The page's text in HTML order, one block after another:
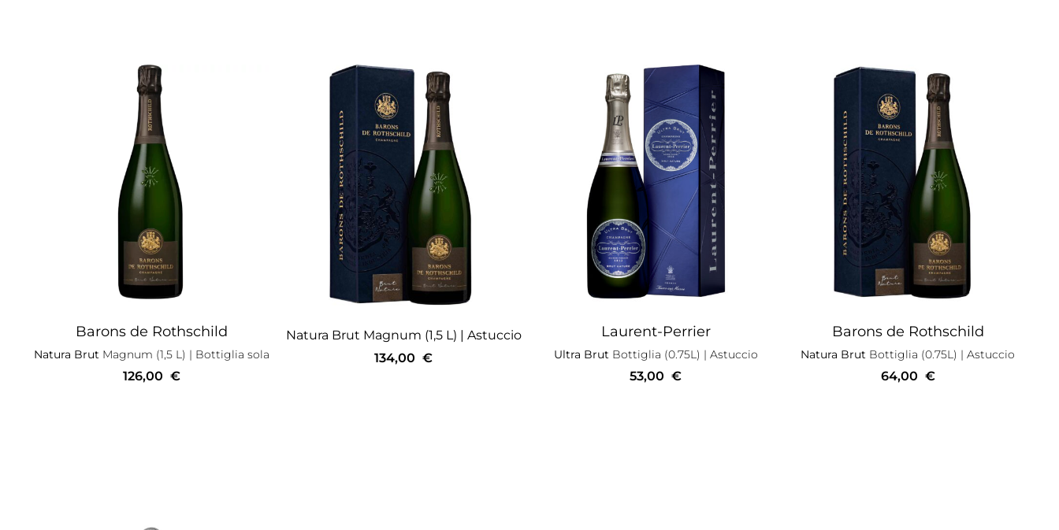
Barons de Rothschild
Natura Brut Magnum (1,5 L) | Bottiglia sola
126,00 €
Natura Brut Magnum (1,5 L) | Astuccio
134,00 €
Laurent-Perrier
Ultra Brut Bottiglia (0.75L) | Astuccio
53,00 €
Barons de Rothschild
Natura Brut Bottiglia (0.75L) | Astuccio
64,00 €